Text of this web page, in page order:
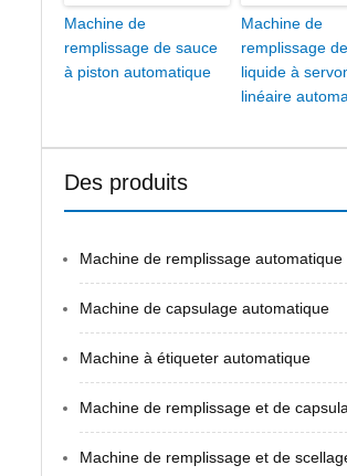
Machine de
remplissage de sauce
à piston automatique
Machine de
remplissage
liquide à
linéaire
Des produits
Machine de remplissage automatique
Machine de capsulage automatique
Machine à étiqueter automatique
Machine de remplissage et de
Machine de remplissage et de